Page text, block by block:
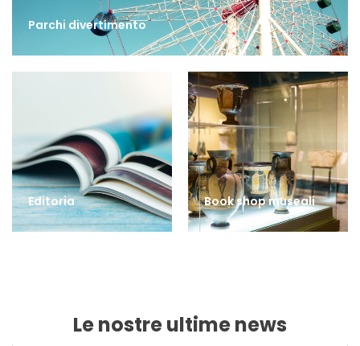
Parchi divertimento
Editoria Book shop museali
Le nostre ultime news